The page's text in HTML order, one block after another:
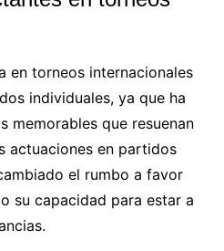
en torneos internacionales
individuales, ya que ha
memorables que resuenan
actuaciones en partidos
el rumbo a favor
su capacidad para estar a